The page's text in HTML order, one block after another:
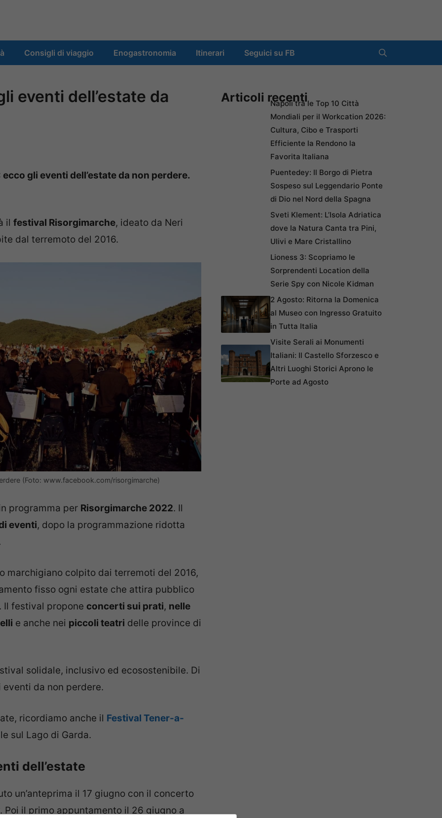
Consigli di viaggio Enogastronomia Itinerari Seguici su FB
eventi dell’estate da
gli eventi dell’estate da non perdere.
il festival Risorgimarche, ideato da Neri
dal terremoto del 2016.
(Foto: www.facebook.com/risorgimarche)
programma per Risorgimarche 2022. Il
eventi, dopo la programmazione ridotta
marchigiano colpito dai terremoti del 2016,
fisso ogni estate che attira pubblico
Il festival propone concerti sui prati, nelle
e anche nei piccoli teatri delle province di
solidale, inclusivo ed ecosostenibile. Di
da non perdere.
ricordiamo anche il Festival Tener-a-
sul Lago di Garda.
dell’estate
un’anteprima il 17 giugno con il concerto
Poi il primo appuntamento il 26 giugno a
Articoli recentiNapoli tra le Top 10 Città
Mondiali per il Workcation 2026:
Cultura, Cibo e Trasporti
Efficiente la Rendono la
Favorita Italiana
Puentedey: Il Borgo di Pietra
Sospeso sul Leggendario Ponte
di Dio nel Nord della Spagna
Sveti Klement: L’Isola Adriatica
dove la Natura Canta tra Pini,
Ulivi e Mare Cristallino
Lioness 3: Scopriamo le
Sorprendenti Location della
Serie Spy con Nicole Kidman
2 Agosto: Ritorna la Domenica
al Museo con Ingresso Gratuito
in Tutta Italia
Visite Serali ai Monumenti
Italiani: Il Castello Sforzesco e
Altri Luoghi Storici Aprono le
Porte ad Agosto